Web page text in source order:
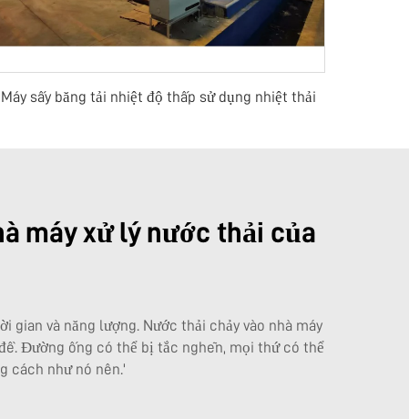
Máy sấy băng tải nhiệt độ thấp sử dụng nhiệt thải
máy xử lý nước thải của
và năng lượng. Nước thải chảy vào nhà máy
Đường ống có thể bị tắc nghẽn, mọi thứ có thể
cách như nó nên.'